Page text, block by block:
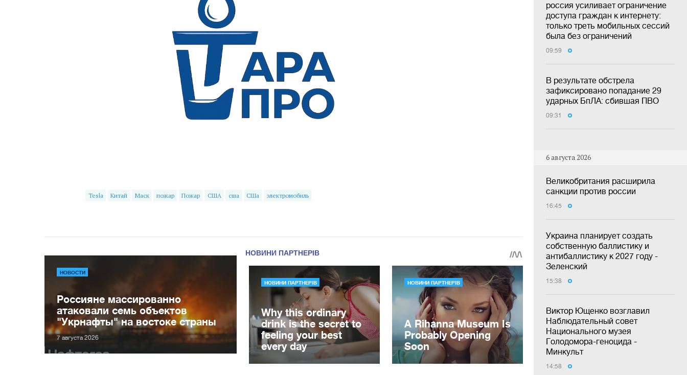
россия усиливает ограничение
доступа граждан к интернету:
только треть мобильных сессий
была без ограничений
09:59
В результате обстрела
зафиксировано попадание 29
ударных БпЛА: сбившая ПВО
09:31
6 августа 2026
Великобритания расширила
санкции против россии
16:45
Украина планирует создать
собственную баллистику и
антибаллистику к 2027 году -
Зеленский
15:38
Виктор Ющенко возглавил
Наблюдательный совет
Национального музея
Голодомора-геноцида -
Минкульт
14:58
Tesla Китай Маск пожар Пожар США сша СШа электромобиль
НОВОСТИ
Россияне массированно
атаковали семь объектов
"Укрнафты" на востоке страны
7 августа 2026